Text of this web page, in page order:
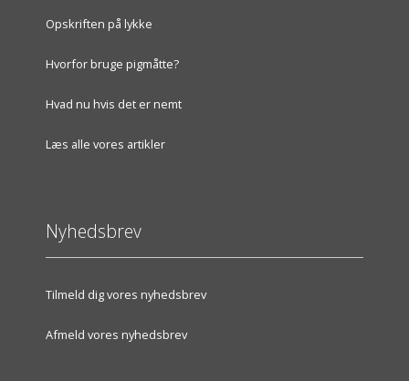
Opskriften på lykke
Hvorfor bruge pigmåtte?
Hvad nu hvis det er nemt
Læs alle vores artikler
Nyhedsbrev
Tilmeld dig vores nyhedsbrev
Afmeld vores nyhedsbrev